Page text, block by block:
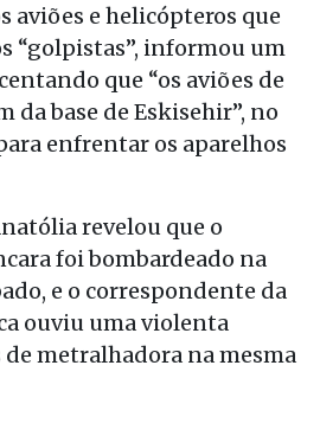
aviões e helicópteros que
“golpistas”, informou um
que “os aviões de
da base de Eskisehir”, no
enfrentar os aparelhos
revelou que o
foi bombardeado na
e o correspondente da
ouviu uma violenta
de metralhadora na mesma